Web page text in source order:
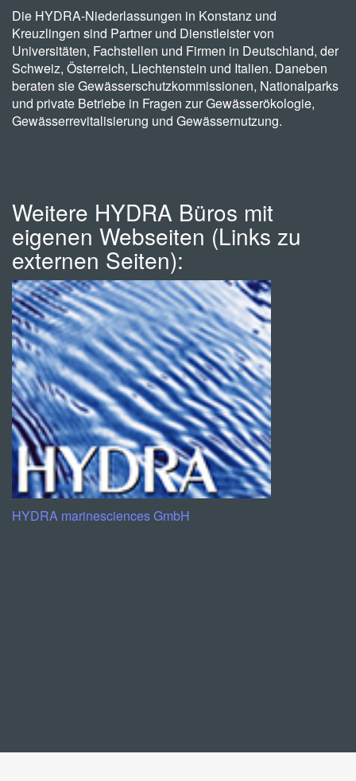
Die HYDRA-Niederlassungen in Konstanz und
Kreuzlingen sind Partner und Dienstleister von
Universitäten, Fachstellen und Firmen in Deutschland, der
Schweiz, Österreich, Liechtenstein und Italien. Daneben
beraten sie Gewässerschutzkommissionen, Nationalparks
und private Betriebe in Fragen zur Gewässerökologie,
Gewässerrevitalisierung und Gewässernutzung.
Weitere HYDRA Büros mit
eigenen Webseiten (Links zu
externen Seiten):
HYDRA marinesciences GmbH